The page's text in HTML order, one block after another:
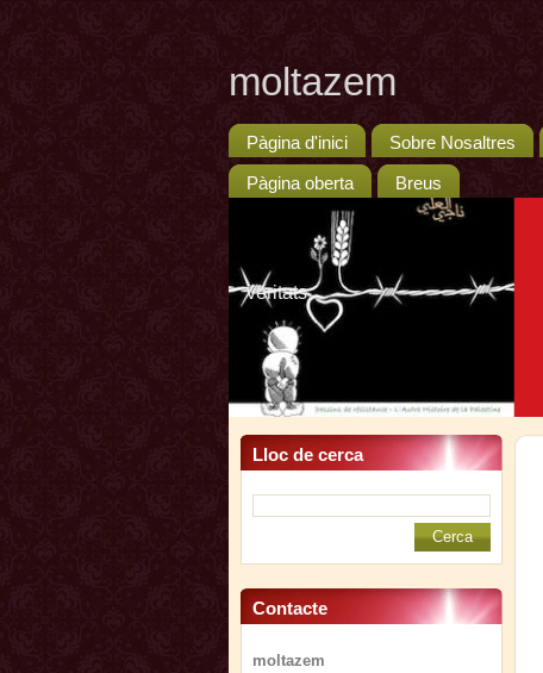
moltazem
Pàgina d'inici Sobre Nosaltres
Pàgina oberta Breus
veritats
Lloc de cerca
Contacte
moltazem